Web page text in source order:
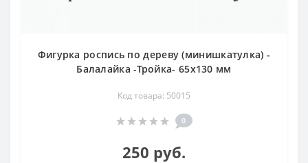
Фигурка роспись по дереву (минишкатулка) -
Балалайка -Тройка- 65х130 мм
Код товара: 50015
0
250 руб.